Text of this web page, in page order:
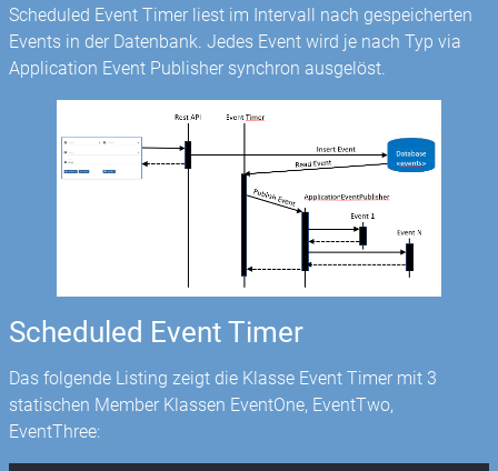
Scheduled Event Timer liest im Intervall nach gespeicherten
Events in der Datenbank. Jedes Event wird je nach Typ via
Application Event Publisher synchron ausgelöst.
Scheduled Event Timer
Das folgende Listing zeigt die Klasse Event Timer mit 3
statischen Member Klassen EventOne, EventTwo,
EventThree: